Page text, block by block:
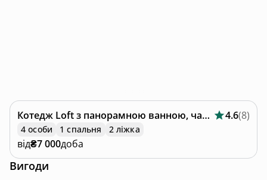
Котедж Loft з панорамною ванною, чаном-джакузі 4.6(8)
4 особи 1 спальня 2 ліжка
від₴7 000доба
Вигоди